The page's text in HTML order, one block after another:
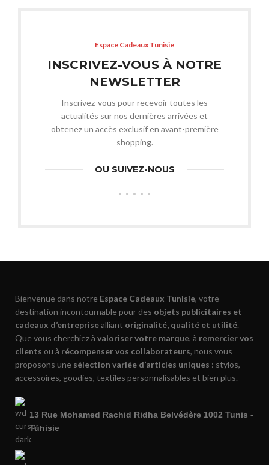
Espace Cadeaux Tunisie
INSCRIVEZ-VOUS À NOTRE
NEWSLETTER
Inscrivez-vous pour recevoir toutes les
actualités sur nos dernières arrivées et
obtenez un accès exclusif en avant-première
shopping.
OU SUIVEZ-NOUS
Bienvenue dans notre Espace Cadeaux Tunisie, votre
destination incontournable pour des objets publicitaires et
cadeaux d’entreprisealliant originalité, qualité et utilité.
Que vous cherchiez à valoriser votre marque, à remercier vos
clients ou à récompenser vos collaborateurs, nous vous
proposons une sélection variée d’articles uniques : stylos,
accessoires, goodies, textiles personnalisables et bien plus.
13 Rue Mohamed Rachid Ridha Belvédère 1002 Tunis -
Tunisie